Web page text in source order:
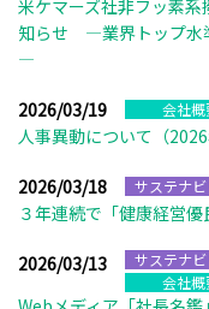
米ケマーズ社非フッ素
知らせ ―業界トップ水
―
2026/03/19 会社概
人事異動について（2026
2026/03/18 サステナビ
３年連続で「健康経営
2026/03/13 サステナビ
会社概